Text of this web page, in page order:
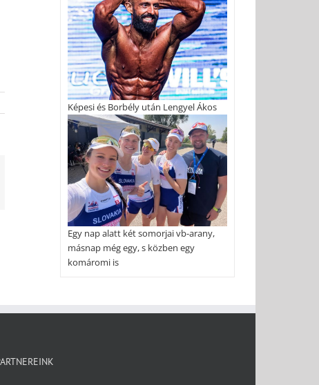
Képesi és Borbély után Lengyel Ákos
Egy nap alatt két somorjai vb-arany,
másnap még egy, s közben egy
komáromi is